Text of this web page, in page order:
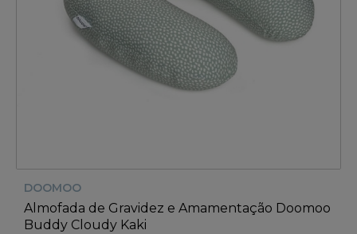
DOOMOO
Almofada de Gravidez e Amamentação Doomoo
Buddy Cloudy Kaki